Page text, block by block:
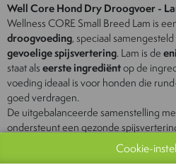
Well Core Hond Dry Droogvoer -
Wellness CORE Small Breed Lam is
droogvoeding, speciaal
gevoelige spijsvertering. Lam is de
staat alseerste ingrediëntop de
voeding ideaal is voor honden die
goed verdragen.
De uitgebalanceerde samenstelling
ondersteunt een gezonde
glucosamine en chondroïtine
. Het recept bevatgeen
Cookie-